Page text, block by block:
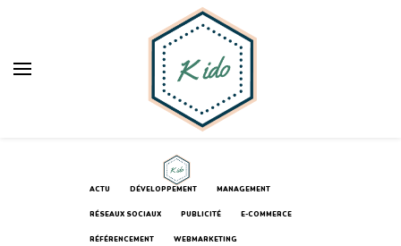
K ido
Votre blog web
ACTU DÉVELOPPEMENT MANAGEMENT
RÉSEAUX SOCIAUX PUBLICITÉ E-COMMERCE
RÉFÉRENCEMENT WEBMARKETING